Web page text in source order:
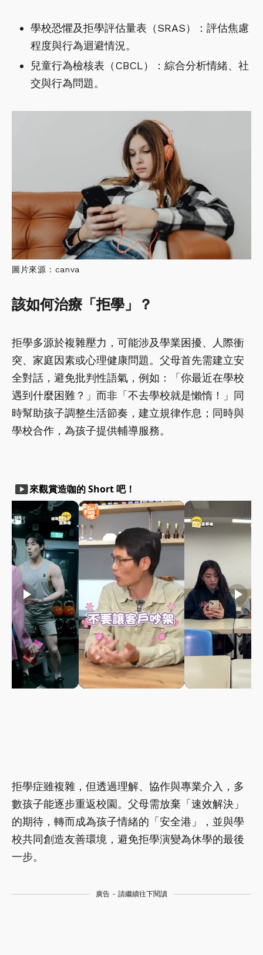
學校恐懼及拒學評估量表（SRAS）：評估焦慮
程度與行為迴避情況。
兒童行為檢核表（CBCL）：綜合分析情緒、社
交與行為問題。
圖片來源：canva
該如何治療「拒學」？
拒學多源於複雜壓力，可能涉及學業困擾、人際衝
突、家庭因素或心理健康問題。父母首先需建立安
全對話，避免批判性語氣，例如：「你最近在學校
遇到什麼困難？」而非「不去學校就是懶惰！」同
時幫助孩子調整生活節奏，建立規律作息；同時與
學校合作，為孩子提供輔導服務。
smart_display來觀賞造咖的 Short 吧！
play_arrow play_arrow play_arrow
拒學症雖複雜，但透過理解、協作與專業介入，多
數孩子能逐步重返校園。父母需放棄「速效解決」
的期待，轉而成為孩子情緒的「安全港」，並與學
校共同創造友善環境，避免拒學演變為休學的最後
一步。
廣告 - 請繼續往下閱讀